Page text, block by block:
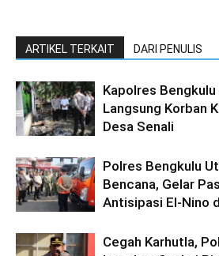
ARTIKEL TERKAIT DARI PENULIS
Kapolres
Langsung Korban
Desa Senali
Polres Bengkulu
Bencana, Gelar
Antisipasi El-Nino
Cegah Karhutla,